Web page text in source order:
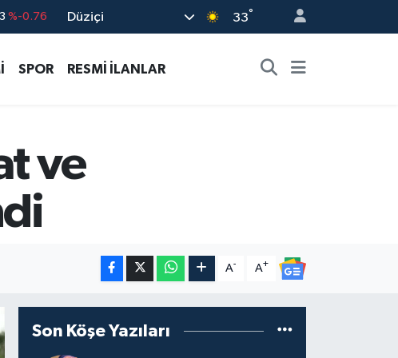
%0.17
%0.02
%-0.76
Düziçi 33°
SPOR RESMİ İLANLAR
ve
A- A+
Son Köşe Yazıları